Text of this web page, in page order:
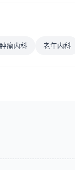
肿瘤内科 老年内科